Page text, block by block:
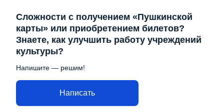
Сложности с получением «Пушкинской
карты» или приобретением билетов?
Знаете, как улучшить работу учреждений
культуры?
Напишите — решим!
Написать